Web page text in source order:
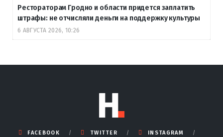
Рестораторам Гродно и области придется заплатить
штрафы: не отчисляли деньги на поддержку культуры
6 АВГУСТА 2026, 10:26
FACEBOOK TWITTER INSTAGRAM